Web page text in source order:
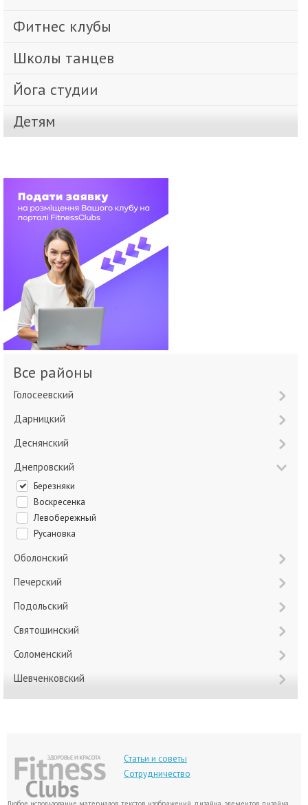
Фитнес клубы
Школы танцев
Йога студии
Детям
Все районы
Голосеевский
Дарницкий
Деснянский
Днепровский
Березняки
Воскресенка
Левобережный
Русановка
Оболонский
Печерский
Подольский
Святошинский
Соломенский
Шевченковский
Статьи и советы
Сотрудничество